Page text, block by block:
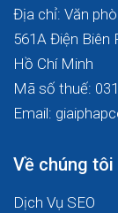
Địa chỉ: Văn
561A Điện Biên
Hồ Chí Minh
Mã số thuế:
Email:
Về chúng tôi
Dịch Vụ SEO